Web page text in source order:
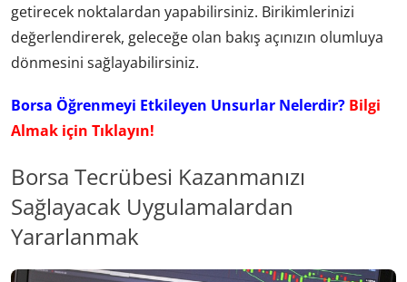
getirecek noktalardan yapabilirsiniz. Birikimlerinizi
değerlendirerek, geleceğe olan bakış açınızın olumluya
dönmesini sağlayabilirsiniz.
Borsa Öğrenmeyi Etkileyen Unsurlar Nelerdir? Bilgi
Almak için Tıklayın!
Borsa Tecrübesi Kazanmanızı
Sağlayacak Uygulamalardan
Yararlanmak